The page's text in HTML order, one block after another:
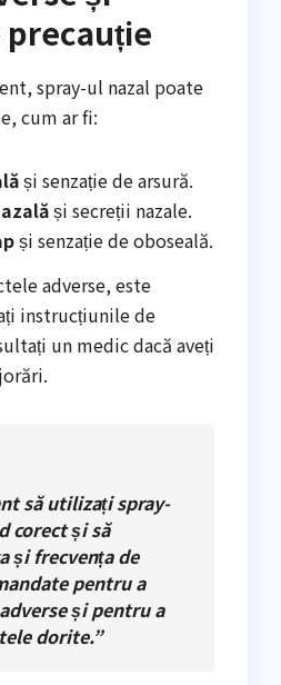
spray-ul nazal poate
cum ar fi:
și senzație de arsură.
și secreții nazale.
și senzație de oboseală.
adverse, este
instrucțiunile de
un medic dacă aveți
să utilizați spray-
corect și să
și frecvența de
pentru a
și pentru a
dorite.”